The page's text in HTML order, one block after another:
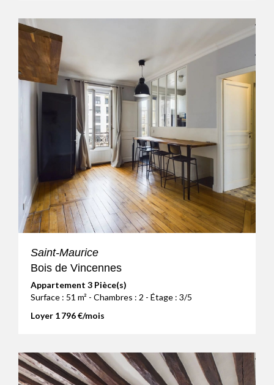
Saint-Maurice
Bois de Vincennes
Appartement 3 Pièce(s)
Surface : 51 m² - Chambres : 2 - Étage : 3/5
Loyer 1 796 €/mois